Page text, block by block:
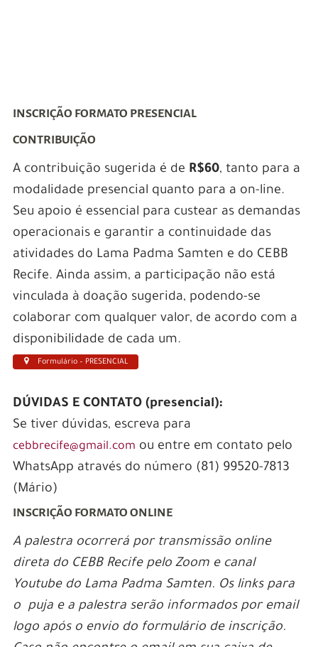
INSCRIÇÃO FORMATO PRESENCIAL
CONTRIBUIÇÃO
A contribuição sugerida é de R$60, tanto para a
modalidade presencial quanto para a on-line.
Seu apoio é essencial para custear as demandas
operacionais e garantir a continuidade das
atividades do Lama Padma Samten e do CEBB
Recife. Ainda assim, a participação não está
vinculada à doação sugerida, podendo-se
colaborar com qualquer valor, de acordo com a
disponibilidade de cada um.
Formulário – PRESENCIAL
DÚVIDAS E CONTATO (presencial):
Se tiver dúvidas, escreva para
cebbrecife@gmail.com ou entre em contato pelo
WhatsApp através do número (81) 99520-7813
(Mário)
INSCRIÇÃO FORMATO ONLINE
A palestra ocorrerá por transmissão online
direta do CEBB Recife pelo Zoom e canal
Youtube do Lama Padma Samten. Os links para
o puja e a palestra serão informados por email
logo após o envio do formulário de inscrição.